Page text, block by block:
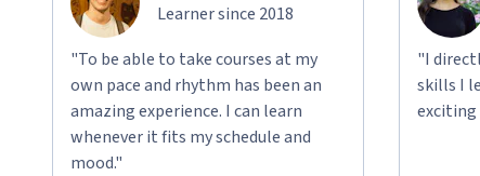
Learner since 2018
"To be able to take courses at my
own pace and rhythm has been an
amazing experience. I can learn
whenever it fits my schedule and
mood."
"I
skills I